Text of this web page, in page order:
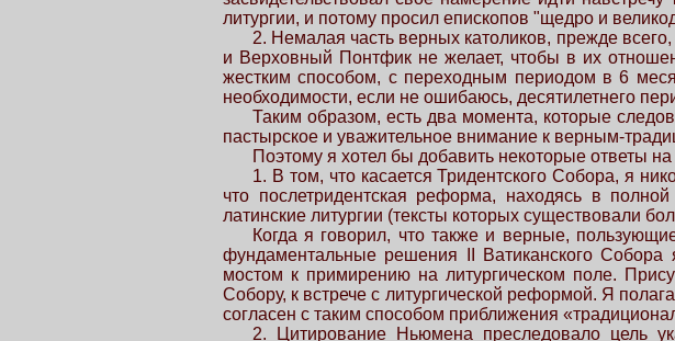
литургии, и потому просил епископов "щедро и
2. Немалая часть верных католиков, прежде
и Верховный Понтфик не желает, чтобы в их
жестким способом, с переходным периодом в 6
необходимости, если не ошибаюсь, десятилетнего
Таким образом, есть два момента, которые
пастырское и уважительное внимание к верным-
Поэтому я хотел бы добавить некоторые ответы
1. В том, что касается Тридентского Собора, я
что послетридентская реформа, находясь в
латинские литургии (тексты которых существовали
Когда я говорил, что также и верные,
фундаментальные решения II Ватиканского Собора
мостом к примирению на литургическом поле.
Собору, к встрече с литургической реформой. Я
согласен с таким способом приближения
2. Цитирование Ньюмена преследовало цель